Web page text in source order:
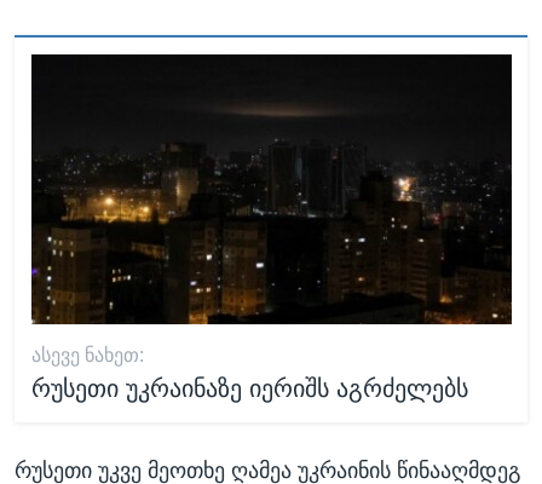
ᲐᲡᲔᲕᲔ ᲜᲐᲮᲔᲗ:
რუსეთი უკრაინაზე იერიშს აგრძელებს
რუსეთი უკვე მეოთხე ღამეა უკრაინის წინააღმდეგ